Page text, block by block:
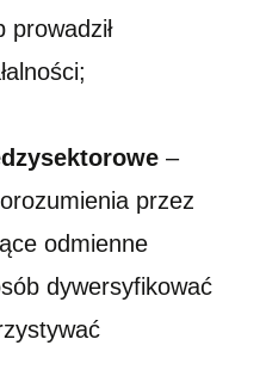
prowadził
–
przez
odmienne
dywersyfikować